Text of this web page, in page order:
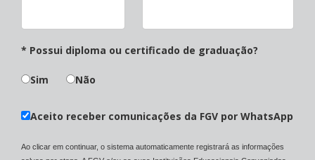
* Possui diploma ou certificado de graduação?
Sim Não
Aceito receber comunicações da FGV por WhatsApp
Ao clicar em continuar, o sistema automaticamente registrará as informações